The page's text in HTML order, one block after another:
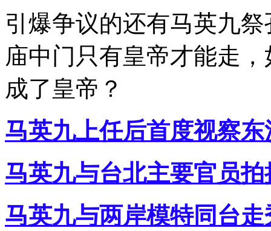
引爆争议的还有马英九
庙中门只有皇帝才能走
成了皇帝？
马英九上任后首度视察
马英九与台北主要官员
马英九与两岸模特同台